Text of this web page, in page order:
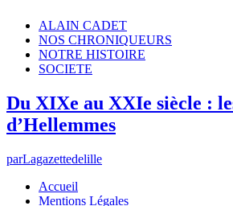
ALAIN CADET
NOS CHRONIQUEURS
NOTRE HISTOIRE
SOCIETE
Du XIXe au XXIe siècle :
d’Hellemmes
parLagazettedelille
Accueil
Mentions Légales